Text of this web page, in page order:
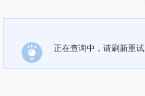
正在查询中，请刷新重试